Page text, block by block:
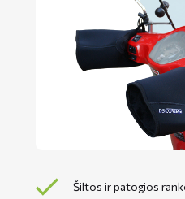
Šiltos ir patogios